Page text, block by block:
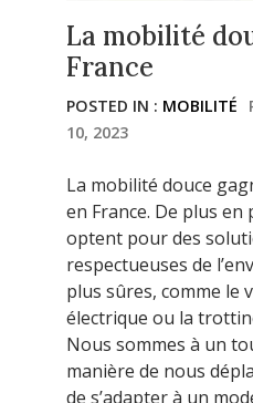
La mobilité
France
POSTED IN : MOBILITÉ
10, 2023
La mobilité douce
en France. De plus en
optent pour des
respectueuses de
plus sûres, comme le
électrique ou la
Nous sommes à un
manière de nous
de s’adapter à un